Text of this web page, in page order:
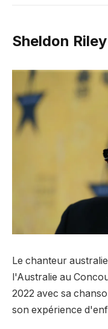
Sheldon Riley
Le chanteur
l'Australie au
2022 avec sa
son expérience